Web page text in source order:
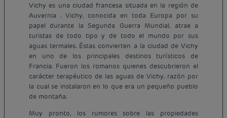
Vichy es una ciudad francesa situada en la región de
Auvernia . Vichy, conocida en toda Europa por su
papel durante la Segunda Guerra Mundial, atrae a
turistas de todo tipo y de todo el mundo por sus
aguas termales. Éstas convierten a la ciudad de Vichy
en uno de los principales destinos turísticos de
Francia. Fueron los romanos quienes descubrieron el
carácter terapéutico de las aguas de Vichy, razón por
la cual se instalaron en lo que era un pequeño pueblo
de montaña.
Muy pronto, los rumores sobre las propiedades